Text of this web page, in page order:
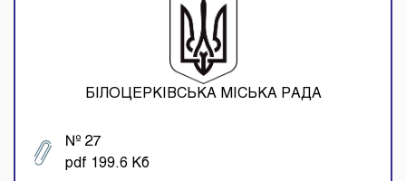
БІЛОЦЕРКІВСЬКА МІСЬКА РАДА
№ 27
pdf 199.6 Кб